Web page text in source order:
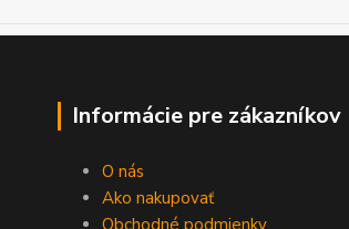
Informácie pre zákazníkov
O nás
Ako nakupovať
Obchodné podmienky